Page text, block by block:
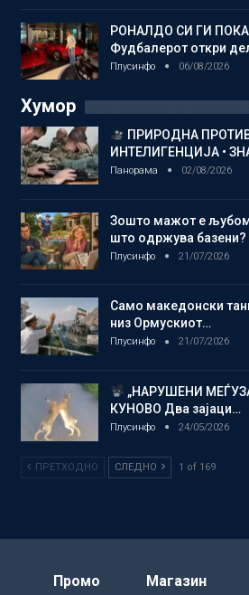
РОНАЛДО СИ ГИ
Фудбалерот откри
Плусинфо 06/08/2026
Хумор
ПРИРОДНА
ИНТЕЛИГЕНЦИЈА •
Панорама 02/08/2026
Зошто мажот е
што одржува базени?
Плусинфо 21/07/2026
Само македонски
низ Ормускиот…
Плусинфо 21/07/2026
„НАРУШЕНИ
КУНОВО Два зајаци…
Плусинфо 24/05/2026
ПРЕТХОДНО СЛЕДНО 1 of 169
Промо Магазин